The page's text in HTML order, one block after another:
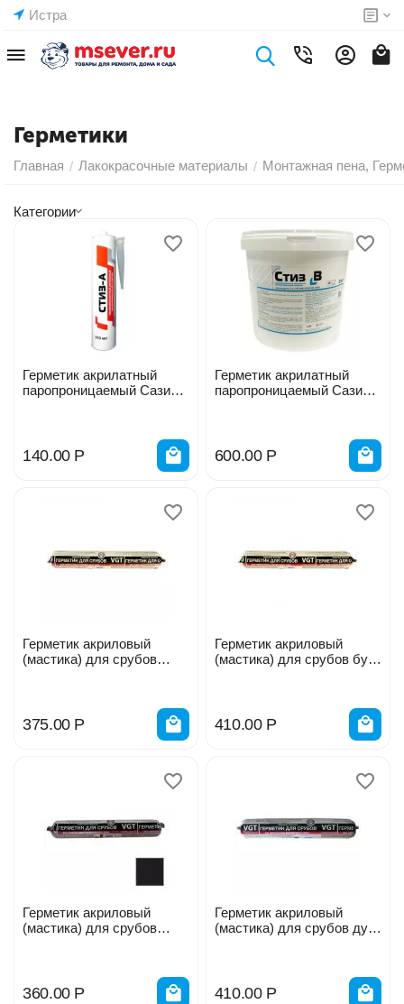
Истра
Герметики
Главная / Лакокрасочные материалы / Монтажная пена,
Категории
Герметик акрилатный
паропроницаемый Сази
140.00 Р
Герметик акрилатный
паропроницаемый Сази
600.00 Р
Герметик акриловый
(мастика) для срубов
375.00 Р
Герметик акриловый
(мастика) для срубов бук
410.00 Р
Герметик акриловый
(мастика) для срубов
360.00 Р
Герметик акриловый
(мастика) для срубов дуб
410.00 Р